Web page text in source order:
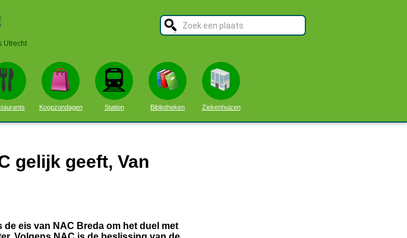
Utrecht
Koopzondagen Station Bibliotheken Ziekenhuizen
gelijk geeft, Van
eis van NAC Breda om het duel met